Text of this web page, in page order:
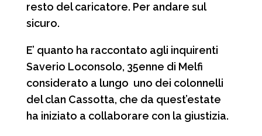
o
p
a
i
i
resto del caricatore. Per andare sul
sicuro.
E’ quanto ha raccontato agli inquirenti
Saverio Loconsolo, 35enne di Melfi
considerato a lungo uno dei colonnelli
del clan Cassotta, che da quest’estate
ha iniziato a collaborare con la giustizia.